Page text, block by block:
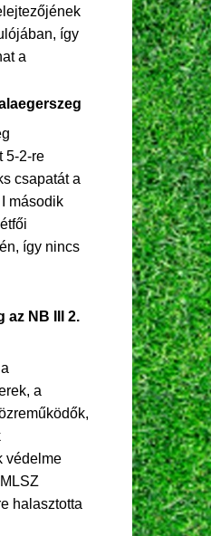
így
a
5-2-re
csapatát a
második
így nincs
az NB III 2.
a
védelme
halasztotta